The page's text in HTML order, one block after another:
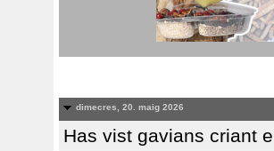
dimecres, 20. maig 2026
Has vist gavians criant